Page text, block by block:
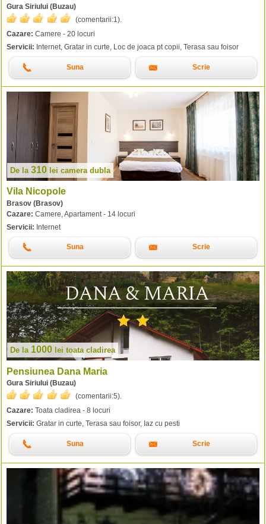
Gura Siriului (Buzau)
(comentarii:1).
Cazare: Camere - 20 locuri
Servicii: Internet, Gratar in curte, Loc de joaca pt copii, Terasa sau foisor
Suna Scrie
De la 310 lei camera dubla
Vila Nicopole
Brasov (Brasov)
Cazare: Camere, Apartament - 14 locuri
Servicii: Internet
Suna Scrie
De la 1000 lei toata cladirea
Pensiunea Dana Maria
Gura Siriului (Buzau)
(comentarii:5).
Cazare: Toata cladirea - 8 locuri
Servicii: Gratar in curte, Terasa sau foisor, Iaz cu pesti
Suna Scrie